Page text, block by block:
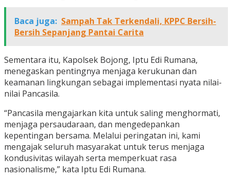
Baca juga: Sampah Tak Terkendali, KPPC Bersih-
Bersih Sepanjang Pantai Carita
Sementara itu, Kapolsek Bojong, Iptu Edi Rumana,
menegaskan pentingnya menjaga kerukunan dan
keamanan lingkungan sebagai implementasi nyata nilai-
nilai Pancasila.
“Pancasila mengajarkan kita untuk saling menghormati,
menjaga persaudaraan, dan mengedepankan
kepentingan bersama. Melalui peringatan ini, kami
mengajak seluruh masyarakat untuk terus menjaga
kondusivitas wilayah serta memperkuat rasa
nasionalisme,” kata Iptu Edi Rumana.